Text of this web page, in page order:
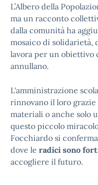
L’Albero della
ma un racconto
dalla comunità ha
mosaico di solidarietà,
lavora per un obiettivo
annullano.
L'amministrazione
rinnovano il loro
materiali o anche solo
questo piccolo
Focchiardo si
dove le radici sono
accogliere il futuro.